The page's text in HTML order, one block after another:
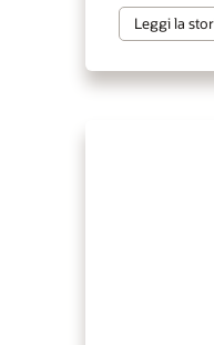
Leggi la